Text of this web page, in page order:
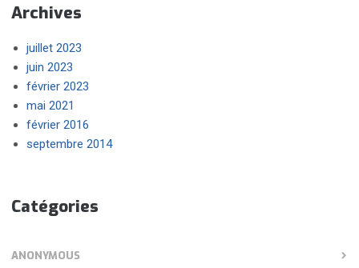
Archives
juillet 2023
juin 2023
février 2023
mai 2021
février 2016
septembre 2014
Catégories
ANONYMOUS